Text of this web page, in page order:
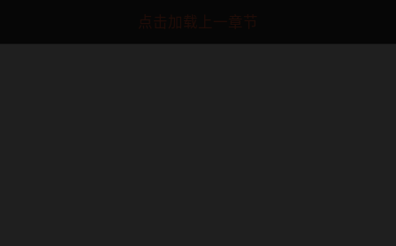
点击加载上一章节